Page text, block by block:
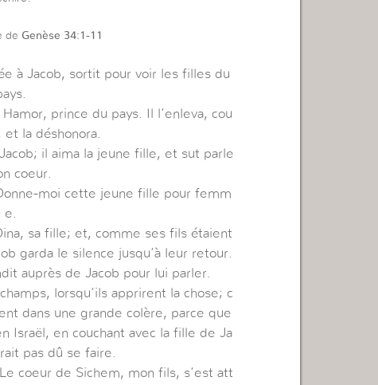
de Genèse 34:1-11
à Jacob, sortit pour voir les filles du
prince du pays. Il l’enleva, cou
la déshonora.
il aima la jeune fille, et sut parle
coeur.
moi cette jeune fille pour femm
e.
sa fille; et, comme ses fils étaient
garda le silence jusqu’à leur retour.
auprès de Jacob pour lui parler.
lorsqu’ils apprirent la chose; c
dans une grande colère, parce que
Israël, en couchant avec la fille de Ja
pas dû se faire.
coeur de Sichem, mon fils, s’est att